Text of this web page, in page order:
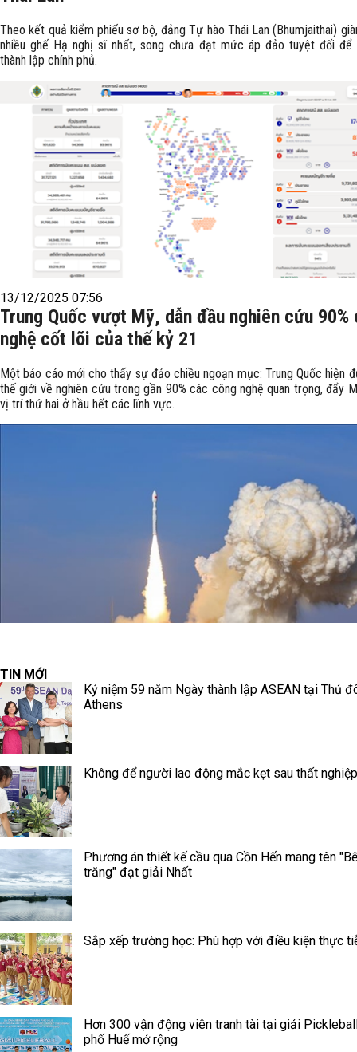
Theo kết quả kiểm phiếu sơ bộ, đảng Tự hào Thái Lan (Bhumjaithai)
nhiều ghế Hạ nghị sĩ nhất, song chưa đạt mức áp đảo tuyệt đối để
thành lập chính phủ.
13/12/2025 07:56
Trung Quốc vượt Mỹ, dẫn đầu nghiên cứu 90%
nghệ cốt lõi của thế kỷ 21
Một báo cáo mới cho thấy sự đảo chiều ngoạn mục: Trung Quốc hiện
thế giới về nghiên cứu trong gần 90% các công nghệ quan trọng, đẩy
vị trí thứ hai ở hầu hết các lĩnh vực.
TIN MỚI
Kỷ niệm 59 năm Ngày thành lập ASEAN tại Thủ
Athens
Không để người lao động mắc kẹt sau thất nghiệp
Phương án thiết kế cầu qua Cồn Hến mang tên
trăng" đạt giải Nhất
Sắp xếp trường học: Phù hợp với điều kiện thực
Hơn 300 vận động viên tranh tài tại giải
phố Huế mở rộng